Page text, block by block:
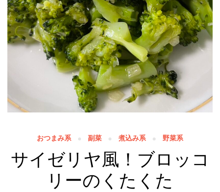
おつまみ系 副菜 煮込み系 野菜系
サイゼリヤ風！ブロッコ
リーのくたくた